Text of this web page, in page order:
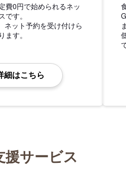
費0円で始められるネッ
です。
ネット予約を受け付けら
ます。
細はこちら
援サービス